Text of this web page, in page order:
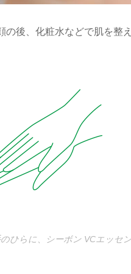
の後、化粧水などで肌を整
ひらに、シーボン VCエッセ